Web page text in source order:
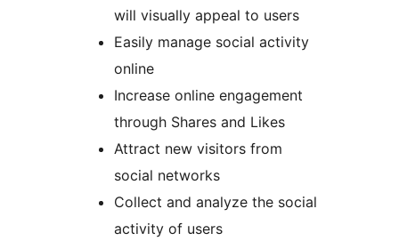
will visually appeal to users
Easily manage social activity
online
Increase online engagement
through Shares and Likes
Attract new visitors from
social networks
Collect and analyze the social
activity of users